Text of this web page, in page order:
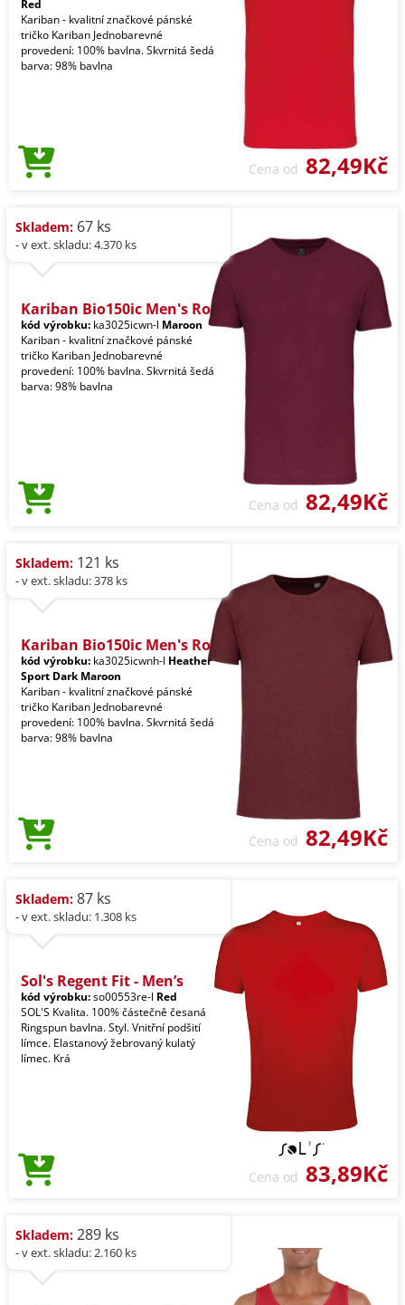
Red
Kariban - kvalitní značkové pánské
tričko Kariban Jednobarevné
provedení: 100% bavlna. Skvrnitá šedá
barva: 98% bavlna
Cena od 82,49Kč
Skladem: 67 ks
- v ext. skladu: 4.370 ks
Kariban Bio150ic Men's Ro
kód výrobku: ka3025icwn-l Maroon
Kariban - kvalitní značkové pánské
tričko Kariban Jednobarevné
provedení: 100% bavlna. Skvrnitá šedá
barva: 98% bavlna
Cena od 82,49Kč
Skladem: 121 ks
- v ext. skladu: 378 ks
Kariban Bio150ic Men's Ro
kód výrobku: ka3025icwnh-l Heather
Sport Dark Maroon
Kariban - kvalitní značkové pánské
tričko Kariban Jednobarevné
provedení: 100% bavlna. Skvrnitá šedá
barva: 98% bavlna
Cena od 82,49Kč
Skladem: 87 ks
- v ext. skladu: 1.308 ks
Sol's Regent Fit - Men’s
kód výrobku:so00553re-l Red
SOL'S Kvalita. 100% částečně česaná
Ringspun bavlna. Styl. Vnitřní podšití
límce. Elastanový žebrovaný kulatý
límec. Krá
Cena od 83,89Kč
Skladem: 289 ks
- v ext. skladu: 2.160 ks